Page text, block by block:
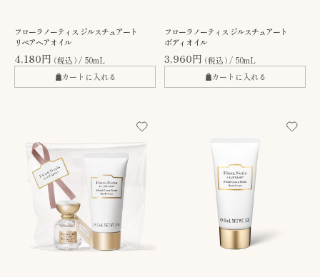
フローラノーティス ジルスチュアート
リペアヘアオイル
4,180円（税込） 50mL
カートに入れる
フローラノーティス ジルスチュアート
ボディオイル
3,960円（税込） 50mL
カートに入れる